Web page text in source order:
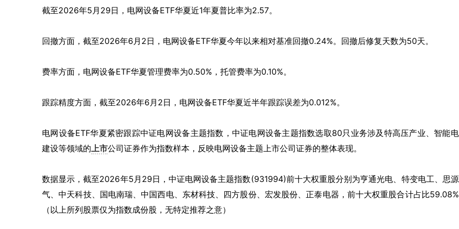
截至2026年5月29日，电网设备ETF华夏近1年夏普比率为2.57。
回撤方面，截至2026年6月2日，电网设备ETF华夏今年以来相对基准回撤0.24%。回撤后修复天数为50天。
费率方面，电网设备ETF华夏管理费率为0.50%，托管费率为0.10%。
跟踪精度方面，截至2026年6月2日，电网设备ETF华夏近半年跟踪误差为0.012%。
电网设备ETF华夏紧密跟踪中证电网设备主题指数，中证电网设备主题指数选取80只业务涉及特高压产业、智能
建设等领域的上市公司证券作为指数样本，反映电网设备主题上市公司证券的整体表现。
数据显示，截至2026年5月29日，中证电网设备主题指数(931994)前十大权重股分别为亨通光电、特变电工、思
气、中天科技、国电南瑞、中国西电、东材科技、四方股份、宏发股份、正泰电器，前十大权重股合计占比59.08%
（以上所列股票仅为指数成份股，无特定推荐之意）